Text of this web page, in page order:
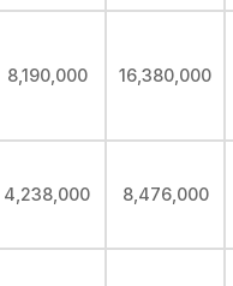
8,190,000 16,380,000
4,238,000 8,476,000